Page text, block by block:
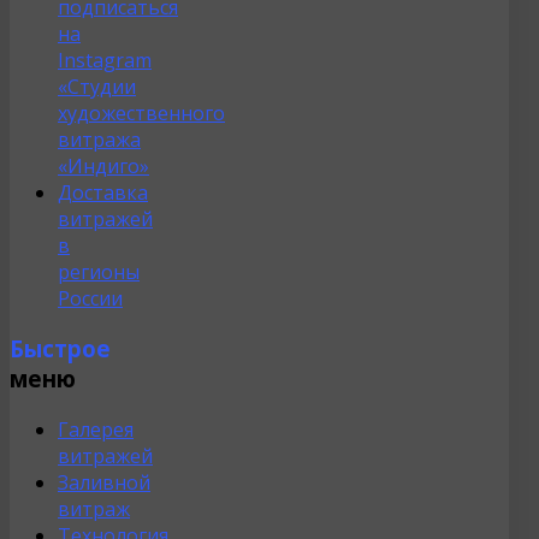
подписаться
на
Instagram
«Студии
художественного
витража
«Индиго»
Доставка
витражей
в
регионы
России
Быстрое
меню
Галерея
витражей
Заливной
витраж